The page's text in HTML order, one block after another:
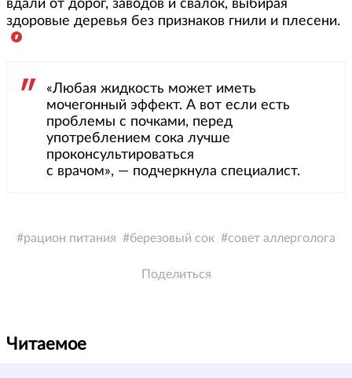
вдали от дорог, заводов и свалок, выбирая
здоровые деревья без признаков гнили и плесени.
«Любая жидкость может иметь
мочегонный эффект. А вот если есть
проблемы с почками, перед
употреблением сока лучше
проконсультироваться
с врачом», — подчеркнула специалист.
рацион питания березовый сок совет аллерголога
Поделиться
Читаемое